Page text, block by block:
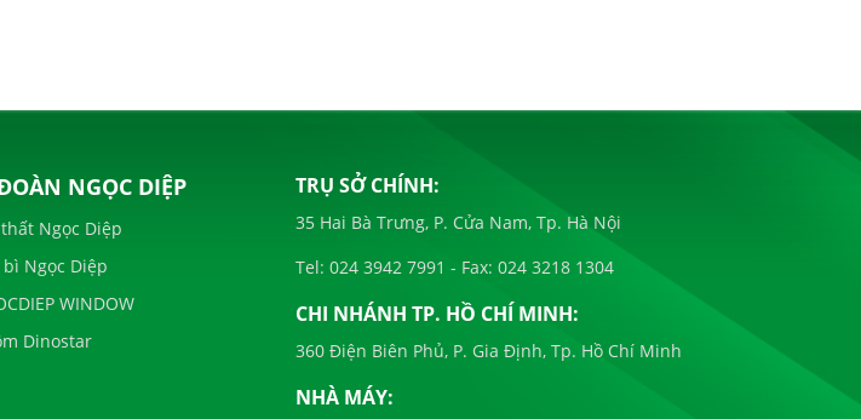
NGỌC DIỆP
Ngọc Diệp
bì Ngọc Diệp
WINDOW
Dinostar
TRỤ SỞ CHÍNH:
35 Hai Bà Trưng, P. Cửa Nam, Tp. Hà Nội
Tel: 024 3942 7991 - Fax: 024 3218 1304
CHI NHÁNH TP. HỒ CHÍ MINH:
360 Điện Biên Phủ, P. Gia Định, Tp. Hồ Chí Minh
NHÀ MÁY: